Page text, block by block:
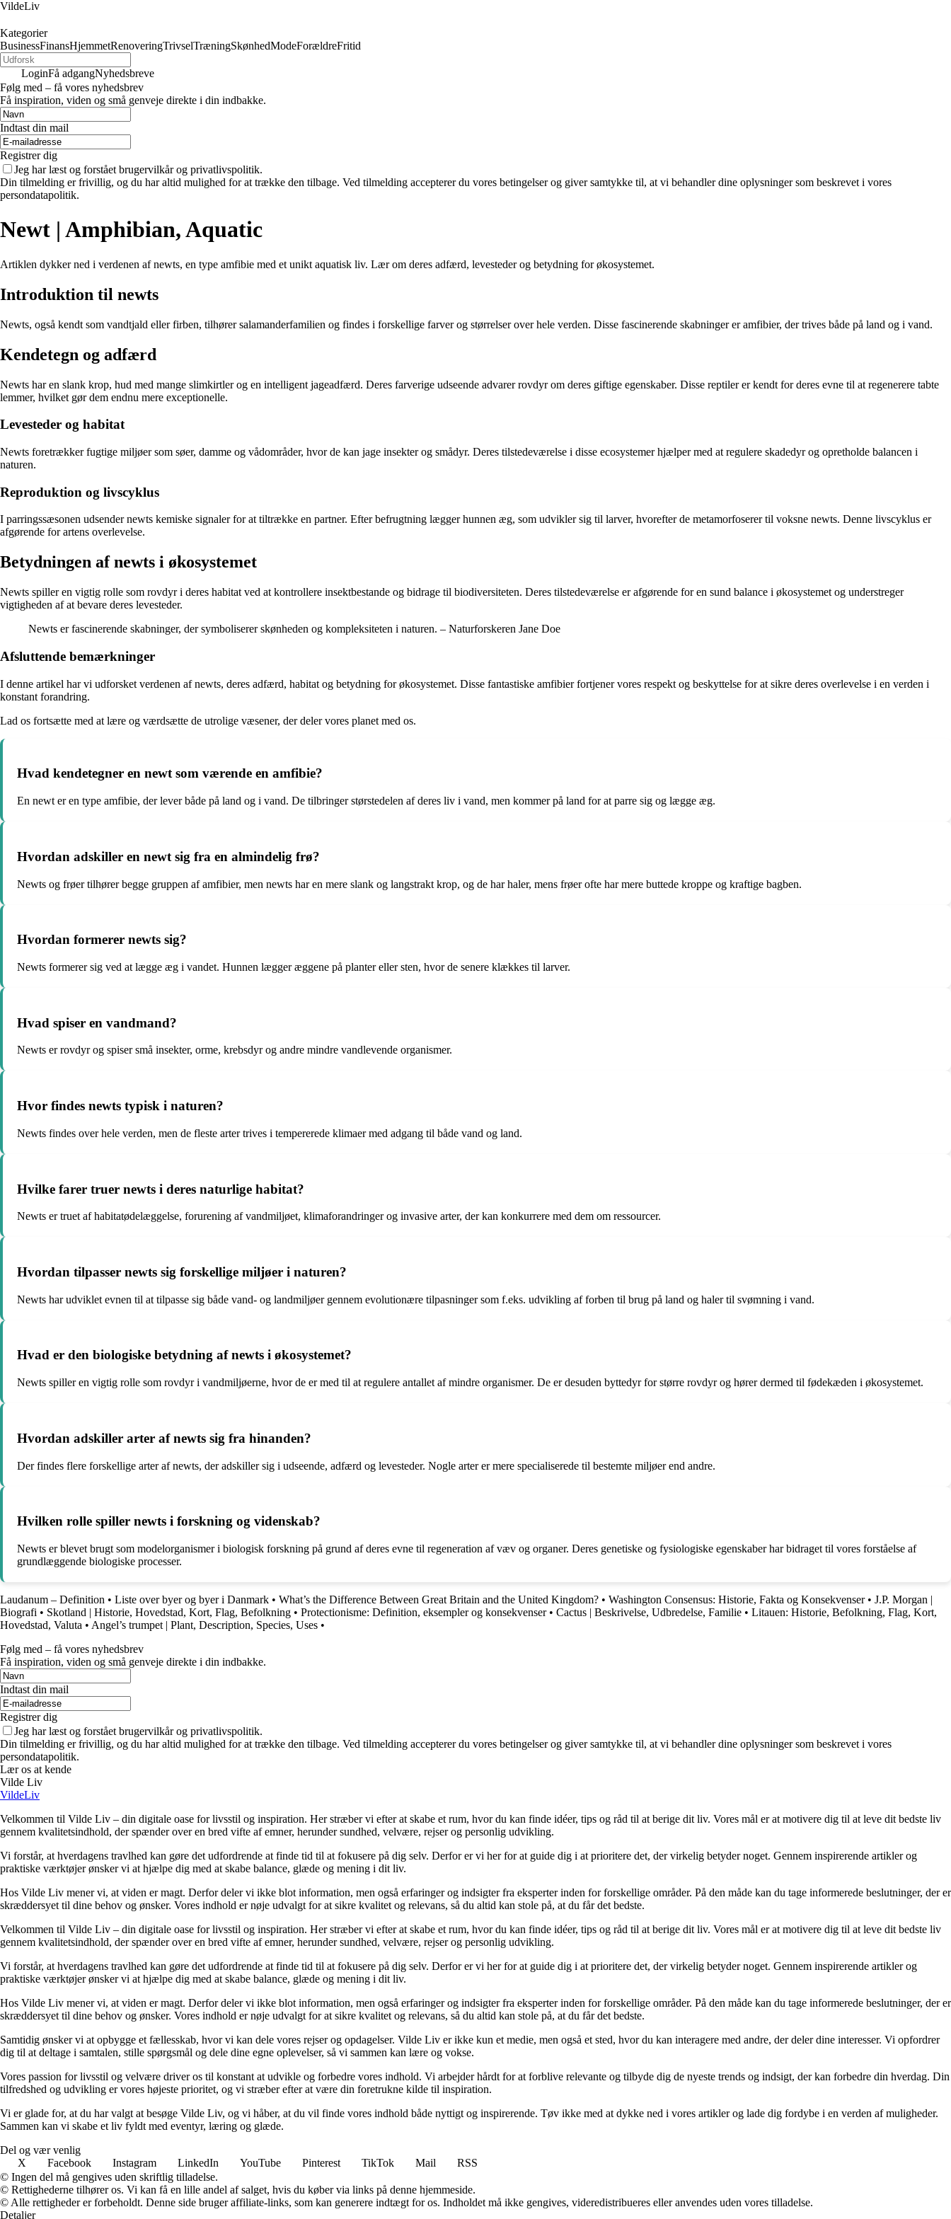
VildeLiv
Kategorier
BusinessFinansHjemmetRenoveringTrivselTræningSkønhedModeForældreFritid
LoginFå adgangNyhedsbreve
Følg med – få vores nyhedsbrev
Få inspiration, viden og små genveje direkte i din indbakke.
Indtast din mail
Registrer dig
Jeg har læst og forstået brugervilkår og privatlivspolitik.
Din tilmelding er frivillig, og du har altid mulighed for at trække den tilbage. Ved tilmelding accepterer du vores betingelser og giver samtykke til, at vi behandler dine oplysninger som beskrevet i vores
persondatapolitik.
Newt | Amphibian, Aquatic
Artiklen dykker ned i verdenen af newts, en type amfibie med et unikt aquatisk liv. Lær om deres adfærd, levesteder og betydning for økosystemet.
Introduktion til newts
Newts, også kendt som vandtjald eller firben, tilhører salamanderfamilien og findes i forskellige farver og størrelser over hele verden. Disse fascinerende skabninger er amfibier, der trives både på land og i vand.
Kendetegn og adfærd
Newts har en slank krop, hud med mange slimkirtler og en intelligent jageadfærd. Deres farverige udseende advarer rovdyr om deres giftige egenskaber. Disse reptiler er kendt for deres evne til at regenerere tabte
lemmer, hvilket gør dem endnu mere exceptionelle.
Levesteder og habitat
Newts foretrækker fugtige miljøer som søer, damme og vådområder, hvor de kan jage insekter og smådyr. Deres tilstedeværelse i disse ecosystemer hjælper med at regulere skadedyr og opretholde balancen i
naturen.
Reproduktion og livscyklus
I parringssæsonen udsender newts kemiske signaler for at tiltrække en partner. Efter befrugtning lægger hunnen æg, som udvikler sig til larver, hvorefter de metamorfoserer til voksne newts. Denne livscyklus er
afgørende for artens overlevelse.
Betydningen af newts i økosystemet
Newts spiller en vigtig rolle som rovdyr i deres habitat ved at kontrollere insektbestande og bidrage til biodiversiteten. Deres tilstedeværelse er afgørende for en sund balance i økosystemet og understreger
vigtigheden af at bevare deres levesteder.
Newts er fascinerende skabninger, der symboliserer skønheden og kompleksiteten i naturen. – Naturforskeren Jane Doe
Afsluttende bemærkninger
I denne artikel har vi udforsket verdenen af newts, deres adfærd, habitat og betydning for økosystemet. Disse fantastiske amfibier fortjener vores respekt og beskyttelse for at sikre deres overlevelse i en verden i
konstant forandring.
Lad os fortsætte med at lære og værdsætte de utrolige væsener, der deler vores planet med os.
Hvad kendetegner en newt som værende en amfibie?
En newt er en type amfibie, der lever både på land og i vand. De tilbringer størstedelen af deres liv i vand, men kommer på land for at parre sig og lægge æg.
Hvordan adskiller en newt sig fra en almindelig frø?
Newts og frøer tilhører begge gruppen af amfibier, men newts har en mere slank og langstrakt krop, og de har haler, mens frøer ofte har mere buttede kroppe og kraftige bagben.
Hvordan formerer newts sig?
Newts formerer sig ved at lægge æg i vandet. Hunnen lægger æggene på planter eller sten, hvor de senere klækkes til larver.
Hvad spiser en vandmand?
Newts er rovdyr og spiser små insekter, orme, krebsdyr og andre mindre vandlevende organismer.
Hvor findes newts typisk i naturen?
Newts findes over hele verden, men de fleste arter trives i tempererede klimaer med adgang til både vand og land.
Hvilke farer truer newts i deres naturlige habitat?
Newts er truet af habitatødelæggelse, forurening af vandmiljøet, klimaforandringer og invasive arter, der kan konkurrere med dem om ressourcer.
Hvordan tilpasser newts sig forskellige miljøer i naturen?
Newts har udviklet evnen til at tilpasse sig både vand- og landmiljøer gennem evolutionære tilpasninger som f.eks. udvikling af forben til brug på land og haler til svømning i vand.
Hvad er den biologiske betydning af newts i økosystemet?
Newts spiller en vigtig rolle som rovdyr i vandmiljøerne, hvor de er med til at regulere antallet af mindre organismer. De er desuden byttedyr for større rovdyr og hører dermed til fødekæden i økosystemet.
Hvordan adskiller arter af newts sig fra hinanden?
Der findes flere forskellige arter af newts, der adskiller sig i udseende, adfærd og levesteder. Nogle arter er mere specialiserede til bestemte miljøer end andre.
Hvilken rolle spiller newts i forskning og videnskab?
Newts er blevet brugt som modelorganismer i biologisk forskning på grund af deres evne til regeneration af væv og organer. Deres genetiske og fysiologiske egenskaber har bidraget til vores forståelse af
grundlæggende biologiske processer.
Laudanum – Definition • Liste over byer og byer i Danmark • What’s the Difference Between Great Britain and the United Kingdom? • Washington Consensus: Historie, Fakta og Konsekvenser• J.P. Morgan |
Biografi • Skotland | Historie, Hovedstad, Kort, Flag, Befolkning • Protectionisme: Definition, eksempler og konsekvenser• Cactus | Beskrivelse, Udbredelse, Familie • Litauen: Historie, Befolkning, Flag, Kort,
Hovedstad, Valuta • Angel’s trumpet | Plant, Description, Species, Uses •
Følg med – få vores nyhedsbrev
Få inspiration, viden og små genveje direkte i din indbakke.
Indtast din mail
Registrer dig
Jeg har læst og forstået brugervilkår og privatlivspolitik.
Din tilmelding er frivillig, og du har altid mulighed for at trække den tilbage. Ved tilmelding accepterer du vores betingelser og giver samtykke til, at vi behandler dine oplysninger som beskrevet i vores
persondatapolitik.
Lær os at kende
Vilde Liv
VildeLiv
Velkommen til Vilde Liv – din digitale oase for livsstil og inspiration. Her stræber vi efter at skabe et rum, hvor du kan finde idéer, tips og råd til at berige dit liv. Vores mål er at motivere dig til at leve dit bedste liv
gennem kvalitetsindhold, der spænder over en bred vifte af emner, herunder sundhed, velvære, rejser og personlig udvikling.
Vi forstår, at hverdagens travlhed kan gøre det udfordrende at finde tid til at fokusere på dig selv. Derfor er vi her for at guide dig i at prioritere det, der virkelig betyder noget. Gennem inspirerende artikler og
praktiske værktøjer ønsker vi at hjælpe dig med at skabe balance, glæde og mening i dit liv.
Hos Vilde Liv mener vi, at viden er magt. Derfor deler vi ikke blot information, men også erfaringer og indsigter fra eksperter inden for forskellige områder. På den måde kan du tage informerede beslutninger, der er
skræddersyet til dine behov og ønsker. Vores indhold er nøje udvalgt for at sikre kvalitet og relevans, så du altid kan stole på, at du får det bedste.
Velkommen til Vilde Liv – din digitale oase for livsstil og inspiration. Her stræber vi efter at skabe et rum, hvor du kan finde idéer, tips og råd til at berige dit liv. Vores mål er at motivere dig til at leve dit bedste liv
gennem kvalitetsindhold, der spænder over en bred vifte af emner, herunder sundhed, velvære, rejser og personlig udvikling.
Vi forstår, at hverdagens travlhed kan gøre det udfordrende at finde tid til at fokusere på dig selv. Derfor er vi her for at guide dig i at prioritere det, der virkelig betyder noget. Gennem inspirerende artikler og
praktiske værktøjer ønsker vi at hjælpe dig med at skabe balance, glæde og mening i dit liv.
Hos Vilde Liv mener vi, at viden er magt. Derfor deler vi ikke blot information, men også erfaringer og indsigter fra eksperter inden for forskellige områder. På den måde kan du tage informerede beslutninger, der er
skræddersyet til dine behov og ønsker. Vores indhold er nøje udvalgt for at sikre kvalitet og relevans, så du altid kan stole på, at du får det bedste.
Samtidig ønsker vi at opbygge et fællesskab, hvor vi kan dele vores rejser og opdagelser. Vilde Liv er ikke kun et medie, men også et sted, hvor du kan interagere med andre, der deler dine interesser. Vi opfordrer
dig til at deltage i samtalen, stille spørgsmål og dele dine egne oplevelser, så vi sammen kan lære og vokse.
Vores passion for livsstil og velvære driver os til konstant at udvikle og forbedre vores indhold. Vi arbejder hårdt for at forblive relevante og tilbyde dig de nyeste trends og indsigt, der kan forbedre din hverdag. Din
tilfredshed og udvikling er vores højeste prioritet, og vi stræber efter at være din foretrukne kilde til inspiration.
Vi er glade for, at du har valgt at besøge Vilde Liv, og vi håber, at du vil finde vores indhold både nyttigt og inspirerende. Tøv ikke med at dykke ned i vores artikler og lade dig fordybe i en verden af muligheder.
Sammen kan vi skabe et liv fyldt med eventyr, læring og glæde.
Del og vær venlig
X
Facebook Instagram LinkedIn YouTube Pinterest TikTok Mail
RSS
© Ingen del må gengives uden skriftlig tilladelse.
© Rettighederne tilhører os. Vi kan få en lille andel af salget, hvis du køber via links på denne hjemmeside.
© Alle rettigheder er forbeholdt. Denne side bruger affiliate-links, som kan generere indtægt for os. Indholdet må ikke gengives, videredistribueres eller anvendes uden vores tilladelse.
Detaljer